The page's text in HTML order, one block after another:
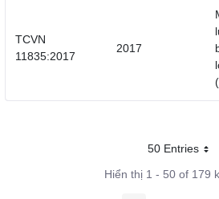
TCVN
11835:2017
2017
50 Entries
Mỗi
Hiển thị 1 - 50 of 179